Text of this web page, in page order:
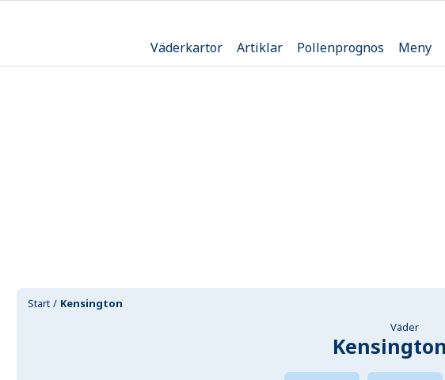
Väderkartor Artiklar Pollenprognos Meny
Start Kensington
Väder
Kensington